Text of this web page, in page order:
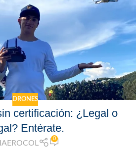
DRONES
certificación: ¿Legal o
Entérate.
IAEROCOL
0